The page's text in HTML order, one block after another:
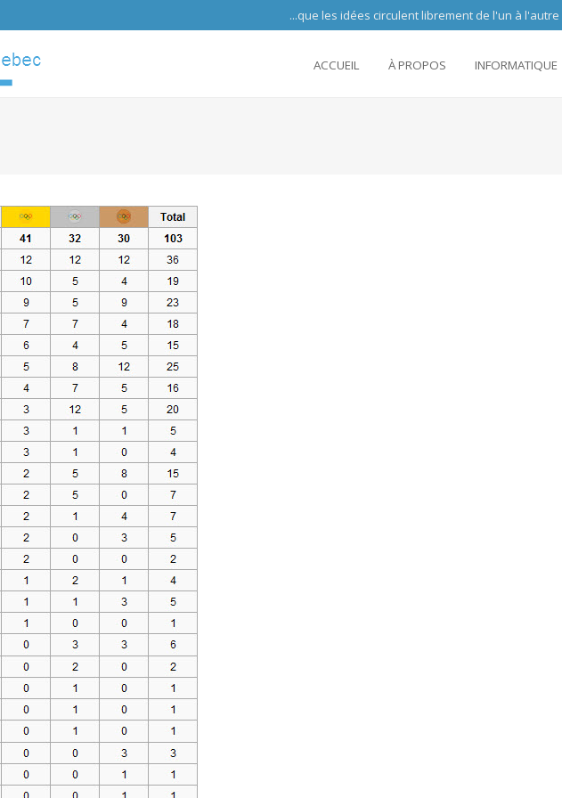
...que les idées circulent librement de l'un à l'autre partout
ACCUEIL À PROPOS INFORMATIQUE